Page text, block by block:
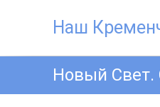
Наш
Новый Свет.